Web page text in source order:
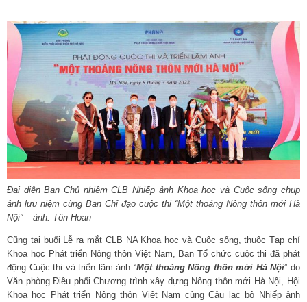
Đại diện Ban Chủ nhiệm CLB Nhiếp ảnh Khoa hoc và Cuộc sống chụp
ảnh lưu niệm cùng Ban Chỉ đạo cuộc thi “Một thoáng Nông thôn mới Hà
Nội” – ảnh: Tôn Hoan
Cũng tại buổi Lễ ra mắt CLB NA Khoa học và Cuộc sống, thuộc Tạp chí
Khoa học Phát triển Nông thôn Việt Nam, Ban Tổ chức cuộc thi đã phát
động Cuộc thi và triển lãm ảnh “Một thoáng Nông thôn mới Hà Nội” do
Văn phòng Điều phối Chương trình xây dựng Nông thôn mới Hà Nội, Hội
Khoa học Phát triển Nông thôn Việt Nam cùng Câu lạc bộ Nhiếp ảnh